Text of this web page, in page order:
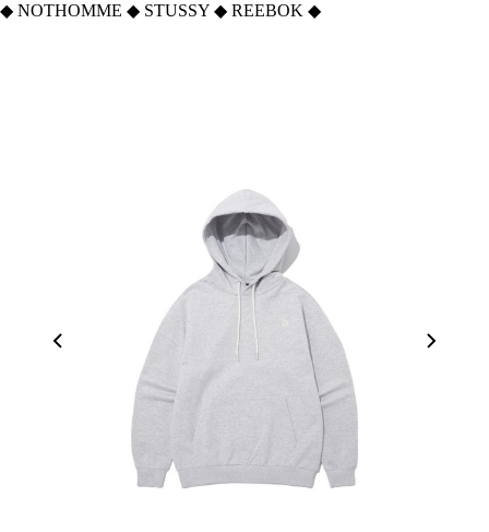
◆ NOTHOMME ◆ STUSSY ◆ REEBOK ◆